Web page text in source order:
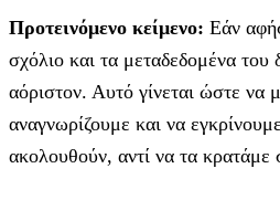
Προτεινόμενο κείμενο: Εάν
σχόλιο και τα μεταδεδομένα του
αόριστον. Αυτό γίνεται ώστε να
αναγνωρίζουμε και να
ακολουθούν, αντί να τα